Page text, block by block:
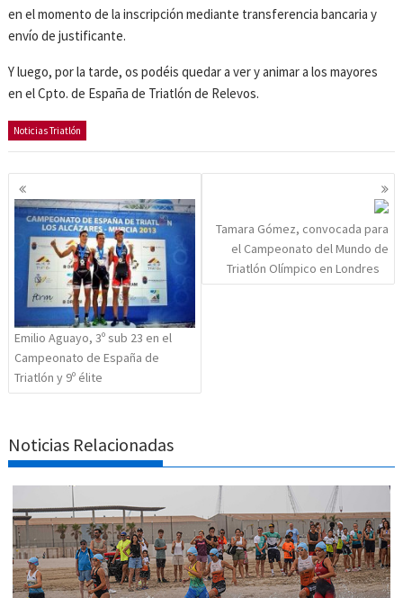
en el momento de la inscripción mediante transferencia bancaria y
envío de justificante.
Y luego, por la tarde, os podéis quedar a ver y animar a los mayores
en el Cpto. de España de Triatlón de Relevos.
Noticias Triatlón
Navegación
de
entradas
Emilio Aguayo, 3º sub 23 en el
Campeonato de España de
Triatlón y 9º élite
Tamara Gómez, convocada para
el Campeonato del Mundo de
Triatlón Olímpico en Londres
Noticias Relacionadas